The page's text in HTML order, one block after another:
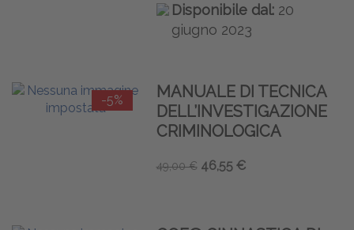
Disponibile dal: 20
giugno 2023
-5%
MANUALE DI TECNICA
DELL’INVESTIGAZIONE
CRIMINOLOGICA
49,00 € 46,55 €